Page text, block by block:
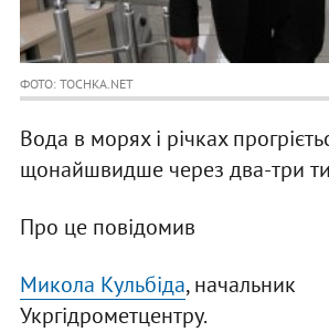
ФОТО: TOCHKA.NET
Вода в морях і річках
щонайшвидше через два-три
Про це повідомив
Микола Кульбіда, начальник
Укргідрометцентру.